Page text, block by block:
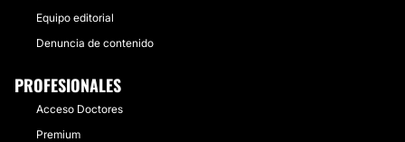
Equipo editorial
Denuncia de contenido
PROFESIONALES
Acceso Doctores
Premium